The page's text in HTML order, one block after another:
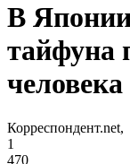
В
тайфуна
человека
Корреспондент.net,
1
470